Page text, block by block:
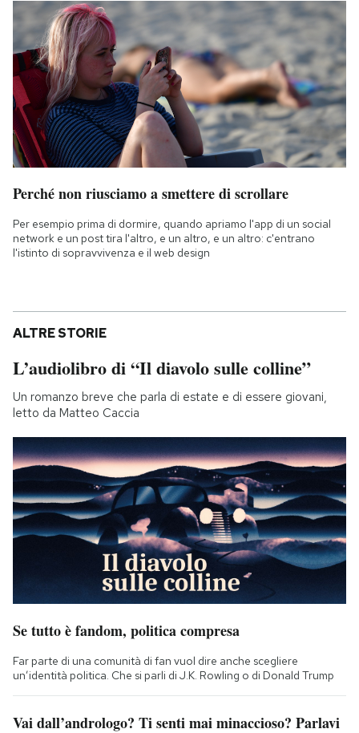
Perché non riusciamo a smettere di scrollare
Per esempio prima di dormire, quando apriamo l'app di un social
network e un post tira l'altro, e un altro, e un altro: c'entrano
l'istinto di sopravvivenza e il web design
ALTRE STORIE
L’audiolibro di “Il diavolo sulle colline”
Un romanzo breve che parla di estate e di essere giovani,
letto da Matteo Caccia
Se tutto è fandom, politica compresa
Far parte di una comunità di fan vuol dire anche scegliere
un’identità politica. Che si parli di J.K. Rowling o di Donald Trump
Vai dall’andrologo? Ti senti mai minaccioso? Parlavi